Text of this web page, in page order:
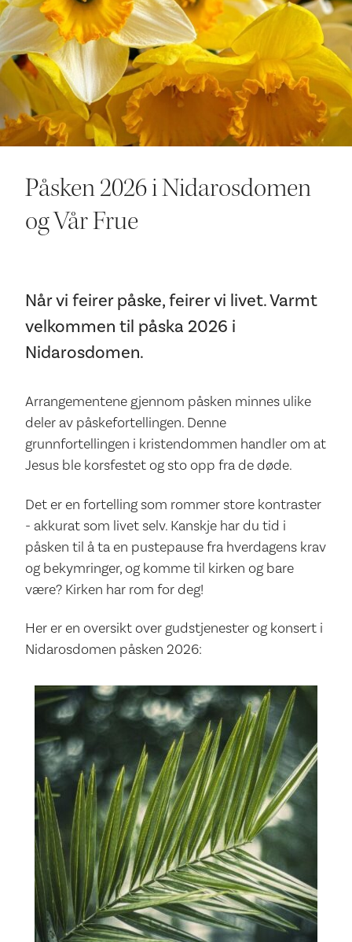
Ditt besøk
Påsken 2026 i Nidarosdomen
og Vår Frue
Når vi feirer påske, feirer vi livet. Varmt
velkommen til påska 2026 i
Nidarosdomen.
Arrangementene gjennom påsken minnes ulike
deler av påskefortellingen. Denne
grunnfortellingen i kristendommen handler om at
Jesus ble korsfestet og sto opp fra de døde.
Det er en fortelling som rommer store kontraster
- akkurat som livet selv. Kanskje har du tid i
påsken til å ta en pustepause fra hverdagens krav
og bekymringer, og komme til kirken og bare
være? Kirken har rom for deg!
Her er en oversikt over gudstjenester og konsert i
Nidarosdomen påsken 2026: